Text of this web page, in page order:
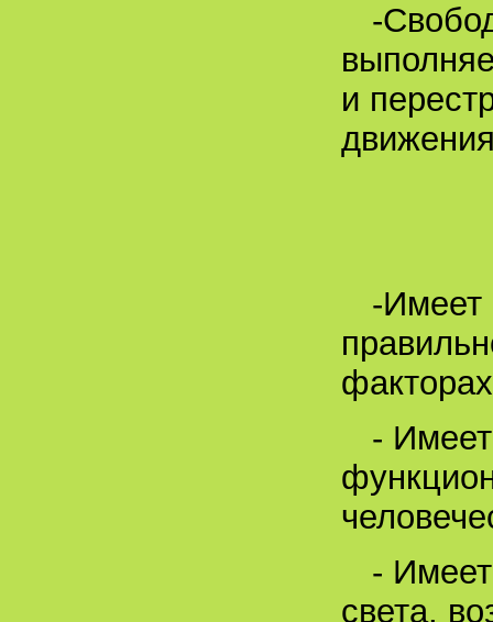
-
и
-Имеет
-
-
света,